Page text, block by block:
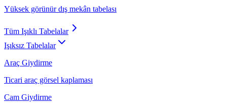
Yüksek görünür dış mekân tabelası
Tüm Işıklı Tabelalar
Işıksız Tabelalar
Araç Giydirme
Ticari araç görsel kaplaması
Cam Giydirme